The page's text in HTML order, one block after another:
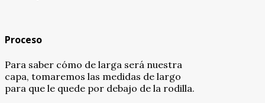
Proceso
Para saber cómo de larga será nuestra
capa, tomaremos las medidas de largo
para que le quede por debajo de la rodilla.